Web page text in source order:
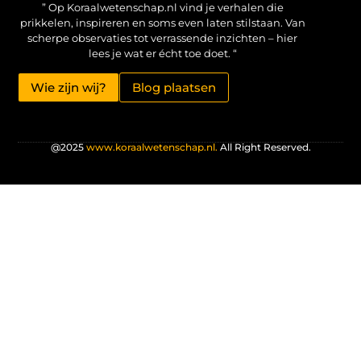
” Op Koraalwetenschap.nl vind je verhalen die
prikkelen, inspireren en soms even laten stilstaan. Van
scherpe observaties tot verrassende inzichten – hier
lees je wat er écht toe doet. “
Wie zijn wij? Blog plaatsen
@2025www.koraalwetenschap.nl.All Right Reserved.